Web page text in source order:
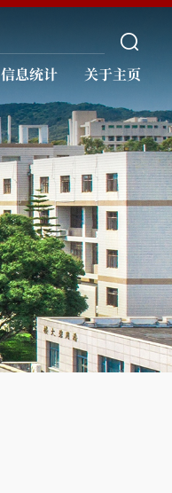
信息统计 关于主页